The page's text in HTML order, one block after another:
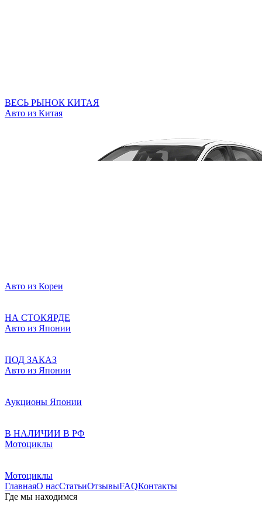
ВЕСЬ РЫНОК КИТАЯ
Авто из Китая
Авто из Кореи
НА СТОКЯРДЕ
Авто из Японии
ПОД ЗАКАЗ
Авто из Японии
Аукционы Японии
В НАЛИЧИИ В РФ
Мотоциклы
Мотоциклы
ГлавнаяО насСтатьиОтзывыFAQКонтакты
Где мы находимся